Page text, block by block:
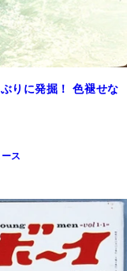
りに発掘！ 色褪せな
ス